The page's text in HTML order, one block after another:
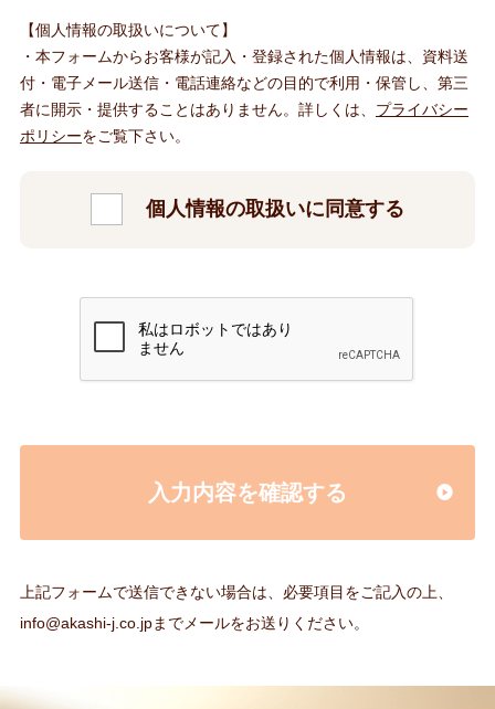
【個人情報の取扱いについて】
・本フォームからお客様が記入・登録された個人情報は、資料送
付・電子メール送信・電話連絡などの目的で利用・保管し、第三
者に開示・提供することはありません。詳しくは、 プライバシー
ポリシーをご覧下さい。
個人情報の取扱いに同意する
入力内容を確認する
上記フォームで送信できない場合は、必要項目をご記入の上、
info@akashi-j.co.jpまでメールをお送りください。